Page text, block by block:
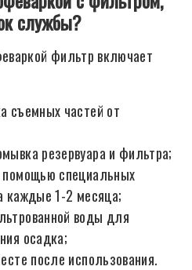
службы?
фильтр включает
съемных частей от
резервуара и фильтра;
специальных
каждые 1-2 месяца;
воды для
осадка;
после использования.